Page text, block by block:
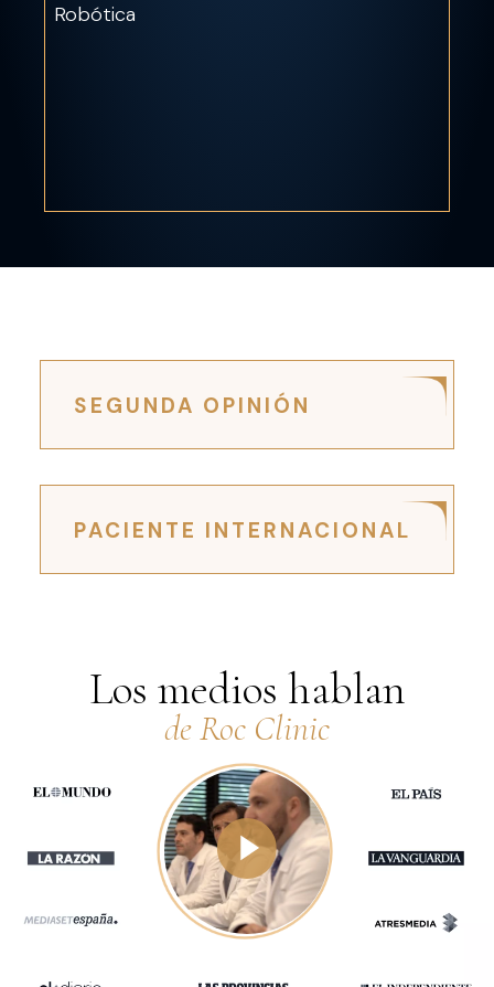
Robótica
SEGUNDA OPINIÓN
PACIENTE INTERNACIONAL
Los medios hablan
de Roc Clinic